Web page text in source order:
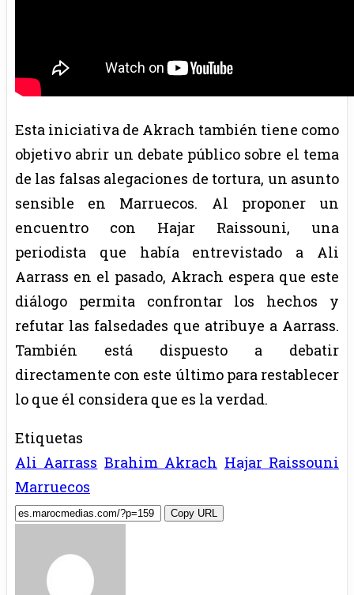
Esta iniciativa de Akrach también tiene como
objetivo abrir un debate público sobre el tema
de las falsas alegaciones de tortura, un asunto
sensible en Marruecos. Al proponer un
encuentro con Hajar Raissouni, una
periodista que había entrevistado a Ali
Aarrass en el pasado, Akrach espera que este
diálogo permita confrontar los hechos y
refutar las falsedades que atribuye a Aarrass.
También está dispuesto a debatir
directamente con este último para restablecer
lo que él considera que es la verdad.
Etiquetas
Ali Aarrass Brahim Akrach Hajar Raissouni
Marruecos
Copy URL